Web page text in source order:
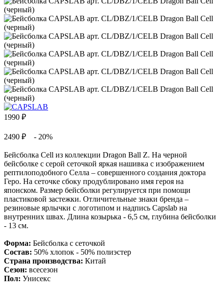
1990 ₽
2490 ₽ - 20%
Бейсболка Cell из коллекции Dragon Ball Z. На черной
бейсболке с серой сеточкой яркая нашивка с изображением
рептилоподобного Селла – совершенного создания доктора
Геро. На сеточке сбоку продублировано имя героя на
японском. Размер бейсболки регулируется при помощи
пластиковой застежки. Отличительные знаки бренда –
резиновые ярлычки с логотипом и надпись Capslab на
внутренних швах. Длина козырька - 6,5 см, глубина бейсболки
- 13 см.
Форма: Бейсболка с сеточкой
Состав: 50% хлопок - 50% полиэстер
Страна производства: Китай
Сезон: всесезон
Пол: Унисекс